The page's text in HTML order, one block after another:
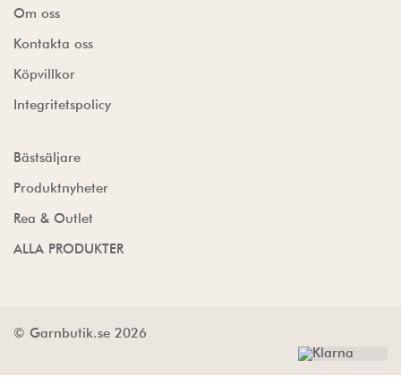
Om oss
Kontakta oss
Köpvillkor
Integritetspolicy
Bästsäljare
Produktnyheter
Rea & Outlet
ALLA PRODUKTER
© Garnbutik.se 2026